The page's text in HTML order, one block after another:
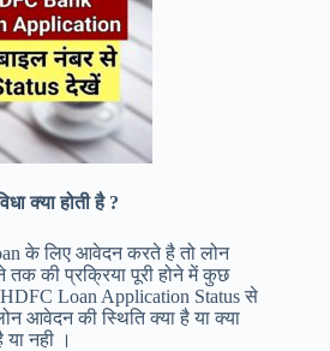
क्या होती है ?
के लिए आवेदन करते है तो लोन
की प्रक्रिया पूरी होने में कुछ
Loan Application Status से
आवेदन की स्थिति क्या है या क्या
नही ।